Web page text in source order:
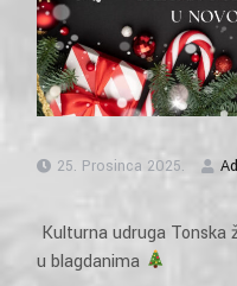
25. Prosinca 2025.
Kulturna udruga Tonska
u blagdanima